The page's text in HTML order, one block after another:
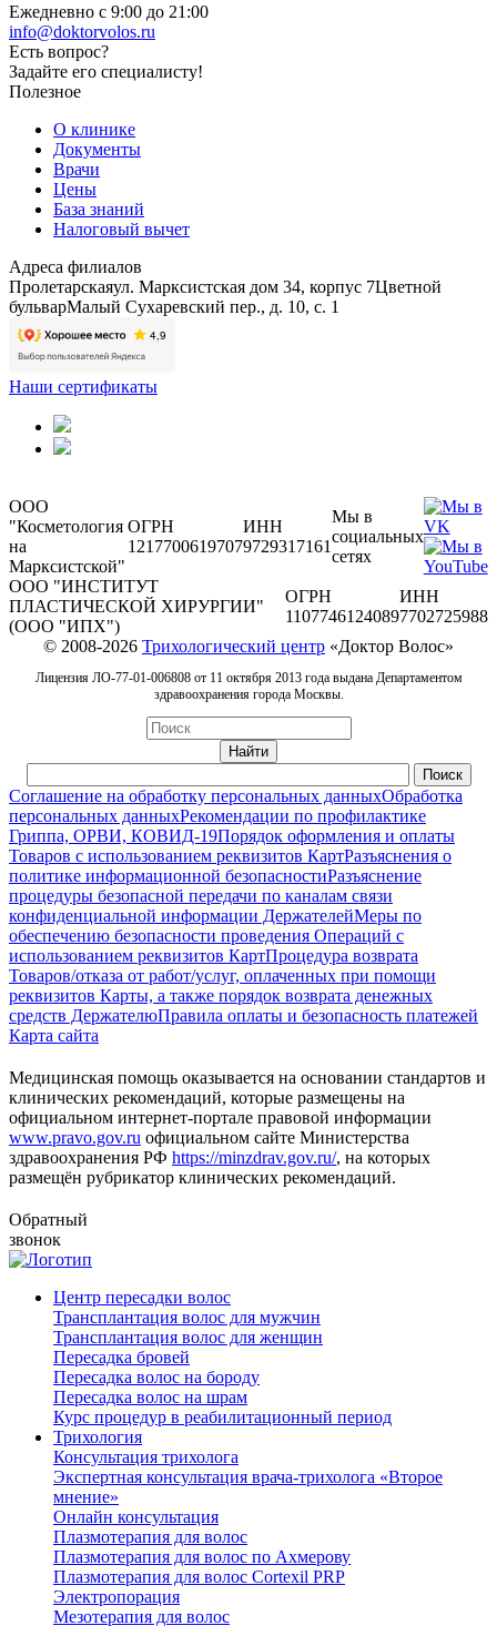
Ежедневно с 9:00 до 21:00
info@doktorvolos.ru
Есть вопрос?
Задайте его специалисту!
Полезное
О клинике
Документы
Врачи
Цены
База знаний
Налоговый вычет
Адреса филиалов
Пролетарскаяул. Марксистская дом 34, корпус 7Цветной
бульварМалый Сухаревский пер., д. 10, с. 1
Наши сертификаты
ООО
"Косметология
на
Марксистской"
ОГРН
1217700619707
ИНН
9729317161
Мы в
социальных
сетях
ООО "ИНСТИТУТ
ПЛАСТИЧЕСКОЙ ХИРУРГИИ"
(ООО "ИПХ")
ОГРН
1107746124089
ИНН
7702725988
© 2008-2026 Трихологический центр «Доктор Волос»
Лицензия ЛО-77-01-006808 от 11 октября 2013 года выдана Департаментом
здравоохранения города Москвы.
Соглашение на обработку персональных данныхОбработка
персональных данныхРекомендации по профилактике
Гриппа, ОРВИ, КОВИД-19Порядок оформления и оплаты
Товаров с использованием реквизитов КартРазъяснения о
политике информационной безопасностиРазъяснение
процедуры безопасной передачи по каналам связи
конфиденциальной информации ДержателейМеры по
обеспечению безопасности проведения Операций с
использованием реквизитов КартПроцедура возврата
Товаров/отказа от работ/услуг, оплаченных при помощи
реквизитов Карты, а также порядок возврата денежных
средств ДержателюПравила оплаты и безопасность платежей
Карта сайта
Медицинская помощь оказывается на основании стандартов и
клинических рекомендаций, которые размещены на
официальном интернет-портале правовой информации
www.pravo.gov.ru официальном сайте Министерства
здравоохранения РФ https://minzdrav.gov.ru/, на которых
размещён рубрикатор клинических рекомендаций.
Обратный
звонок
Центр пересадки волос
Трансплантация волос для мужчин
Трансплантация волос для женщин
Пересадка бровей
Пересадка волос на бороду
Пересадка волос на шрам
Курс процедур в реабилитационный период
Трихология
Консультация трихолога
Экспертная консультация врача-трихолога «Второе
мнение»
Онлайн консультация
Плазмотерапия для волос
Плазмотерапия для волос по Ахмерову
Плазмотерапия для волос Cortexil PRP
Электропорация
Мезотерапия для волос